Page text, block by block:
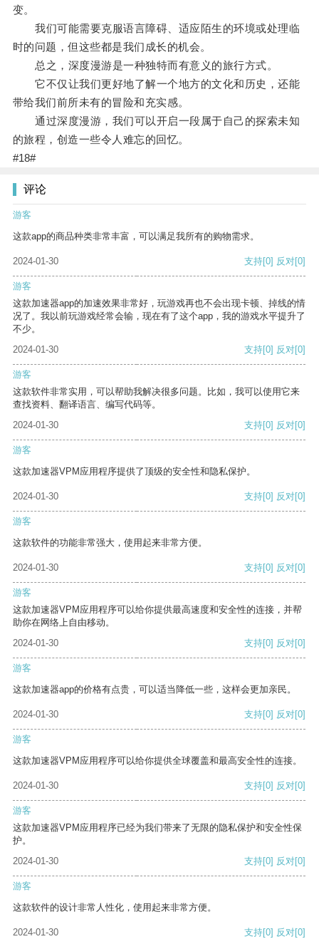
变。
我们可能需要克服语言障碍、适应陌生的环境或处理临
时的问题，但这些都是我们成长的机会。
总之，深度漫游是一种独特而有意义的旅行方式。
它不仅让我们更好地了解一个地方的文化和历史，还能
带给我们前所未有的冒险和充实感。
通过深度漫游，我们可以开启一段属于自己的探索未知
的旅程，创造一些令人难忘的回忆。
#18#
评论
游客
这款app的商品种类非常丰富，可以满足我所有的购物需求。
2024-01-30 支持[0] 反对[0]
游客
这款加速器app的加速效果非常好，玩游戏再也不会出现卡顿、掉线的情
况了。我以前玩游戏经常会输，现在有了这个app，我的游戏水平提升了
不少。
2024-01-30
支持[0] 反对[0]
游客
这款软件非常实用，可以帮助我解决很多问题。比如，我可以使用它来
查找资料、翻译语言、编写代码等。
2024-01-30
支持[0] 反对[0]
游客
这款加速器VPM应用程序提供了顶级的安全性和隐私保护。
2024-01-30 支持[0] 反对[0]
游客
这款软件的功能非常强大，使用起来非常方便。
2024-01-30 支持[0] 反对[0]
游客
这款加速器VPM应用程序可以给你提供最高速度和安全性的连接，并帮
助你在网络上自由移动。
2024-01-30
支持[0] 反对[0]
游客
这款加速器app的价格有点贵，可以适当降低一些，这样会更加亲民。
2024-01-30 支持[0] 反对[0]
游客
这款加速器VPM应用程序可以给你提供全球覆盖和最高安全性的连接。
2024-01-30 支持[0] 反对[0]
游客
这款加速器VPM应用程序已经为我们带来了无限的隐私保护和安全性保
护。
2024-01-30
支持[0] 反对[0]
游客
这款软件的设计非常人性化，使用起来非常方便。
2024-01-30 支持[0] 反对[0]